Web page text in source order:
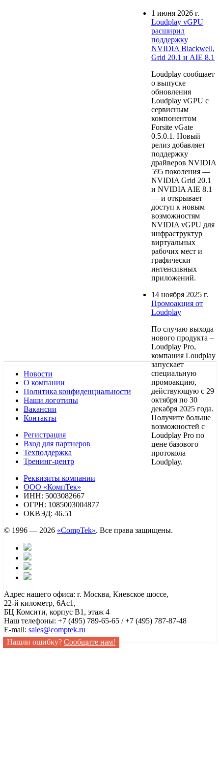
1 июня 2026 г.
Loudplay vGPU
расширил
поддержку
NVIDIA Blackwell,
Grid 20.1 и AIE 8.1
Loudplay сообщает
о выпуске
обновления
Loudplay vGPU с
сервисным
компонентом
Forsite vGate
0.5.0.1. Новый
релиз добавляет
поддержку
драйверов NVIDIA
595 поколения —
NVIDIA Grid 20.1
и NVIDIA AIE 8.1
— и открывает
доступ к новым
возможностям
NVIDIA vGPU для
инфраструктур
виртуальных
рабочих мест и
графически
интенсивных
приложений.
14 ноября 2025 г.
Промоакция от
Loudplay
По случаю выхода
нового продукта –
Loudplay Pro,
компания Loudplay
запускает
специальную
промоакцию,
действующую с 29
октября по 30
декабря 2025 года.
Получите больше
возможностей с
Loudplay Pro по
цене базового
протокола
Loudplay.
Новости
О компании
Политика конфиденциальности
Наши логотипы
Вакансии
Контакты
Регистрация
Вход для партнеров
Техподдержка
Тренинг-центр
Реквизиты компании
ООО «КомпТек»
ИНН: 5003082667
ОГРН: 1085003004877
ОКВЭД: 46.51
© 1996 — 2026 «CompTek». Все права защищены.
Адрес нашего офиса: г. Москва, Киевское шоссе,
22-й километр, 6Ас1,
БЦ Комсити, корпус B1, этаж 4
Наш телефоны: +7 (495) 789-65-65 / +7 (495) 787-87-48
E-mail: sales@comptek.ru
Нашли ошибку? Сообщите нам!